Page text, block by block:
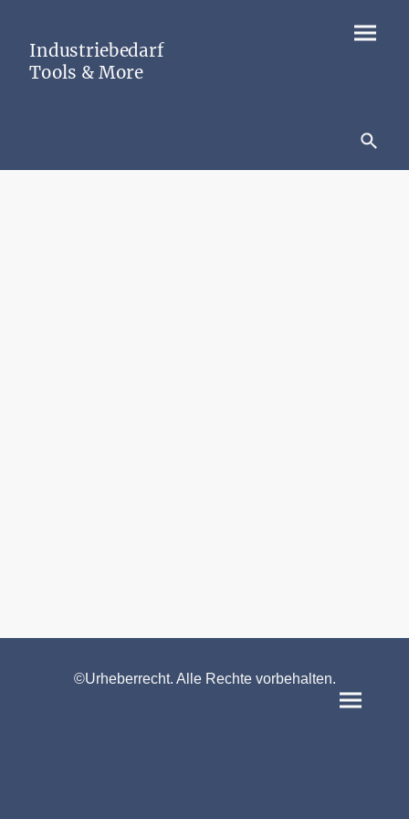
Industriebedarf
Tools & More
©Urheberrecht. Alle Rechte vorbehalten.